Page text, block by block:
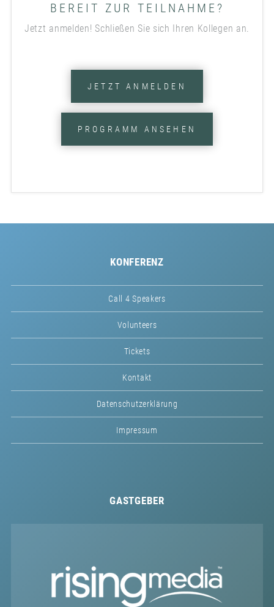
BEREIT ZUR TEILNAHME?
Jetzt anmelden! Schließen Sie sich Ihren Kollegen an.
JETZT ANMELDEN
PROGRAMM ANSEHEN
KONFERENZ
Call 4 Speakers
Volunteers
Tickets
Kontakt
Datenschutzerklärung
Impressum
GASTGEBER